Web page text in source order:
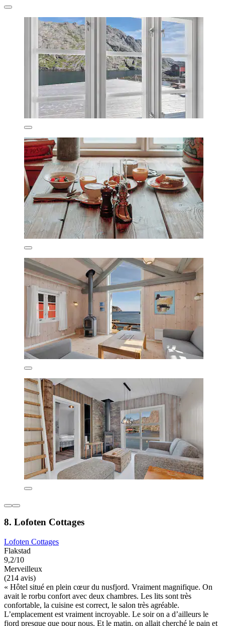
8. Lofoten Cottages
Lofoten Cottages
Flakstad
9,2/10
Merveilleux
(214 avis)
« Hôtel situé en plein cœur du nusfjord. Vraiment magnifique. On
avait le rorbu confort avec deux chambres. Les lits sont très
confortable, la cuisine est correct, le salon très agréable.
L’emplacement est vraiment incroyable. Le soir on a d’ailleurs le
fjord presque que pour nous. Et le matin, on allait cherché le pain et